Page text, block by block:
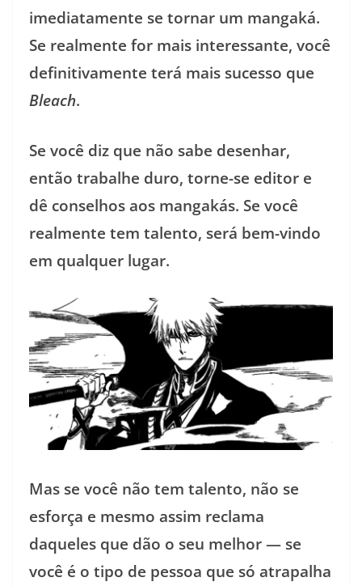
imediatamente se tornar um mangaká.
Se realmente for mais interessante, você
definitivamente terá mais sucesso que
Bleach.
Se você diz que não sabe desenhar,
então trabalhe duro, torne-se editor e
dê conselhos aos mangakás. Se você
realmente tem talento, será bem-vindo
em qualquer lugar.
Mas se você não tem talento, não se
esforça e mesmo assim reclama
daqueles que dão o seu melhor — se
você é o tipo de pessoa que só atrapalha